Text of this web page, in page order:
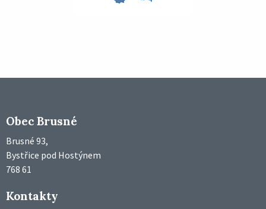
Obec Brusné
Brusné 93,
Bystřice pod Hostýnem
768 61
Kontakty